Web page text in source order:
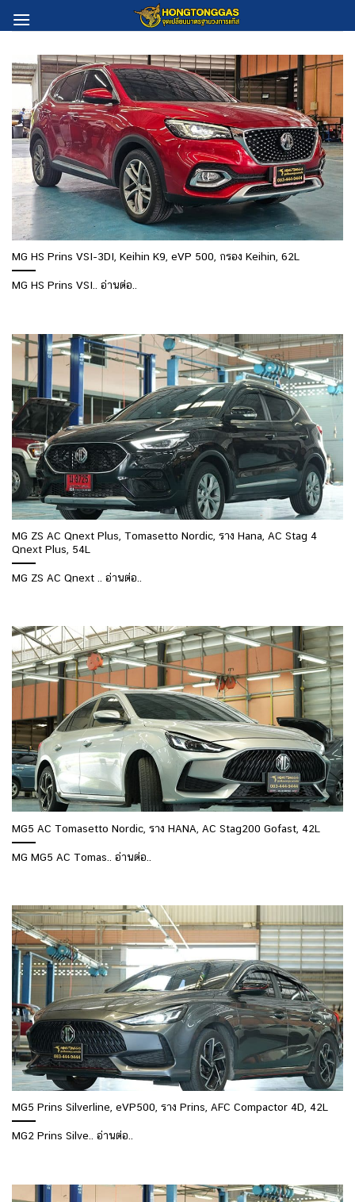
to
MG HS Prins VSI-3DI, Keihin K9, eVP 500, กรอง Keihin, 62L
MG HS Prins VSI.. อ่านต่อ..
MG ZS AC Qnext Plus, Tomasetto Nordic, ราง Hana, AC Stag 4
Qnext Plus, 54L
MG ZS AC Qnext .. อ่านต่อ..
MG5 AC Tomasetto Nordic, ราง HANA, AC Stag200 Gofast, 42L
MG MG5 AC Tomas.. อ่านต่อ..
MG5 Prins Silverline, eVP500, ราง Prins, AFC Compactor 4D, 42L
MG2 Prins Silve.. อ่านต่อ..